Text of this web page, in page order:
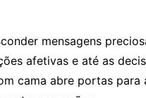
mensagens
afetivas e até as
cama abre portas para